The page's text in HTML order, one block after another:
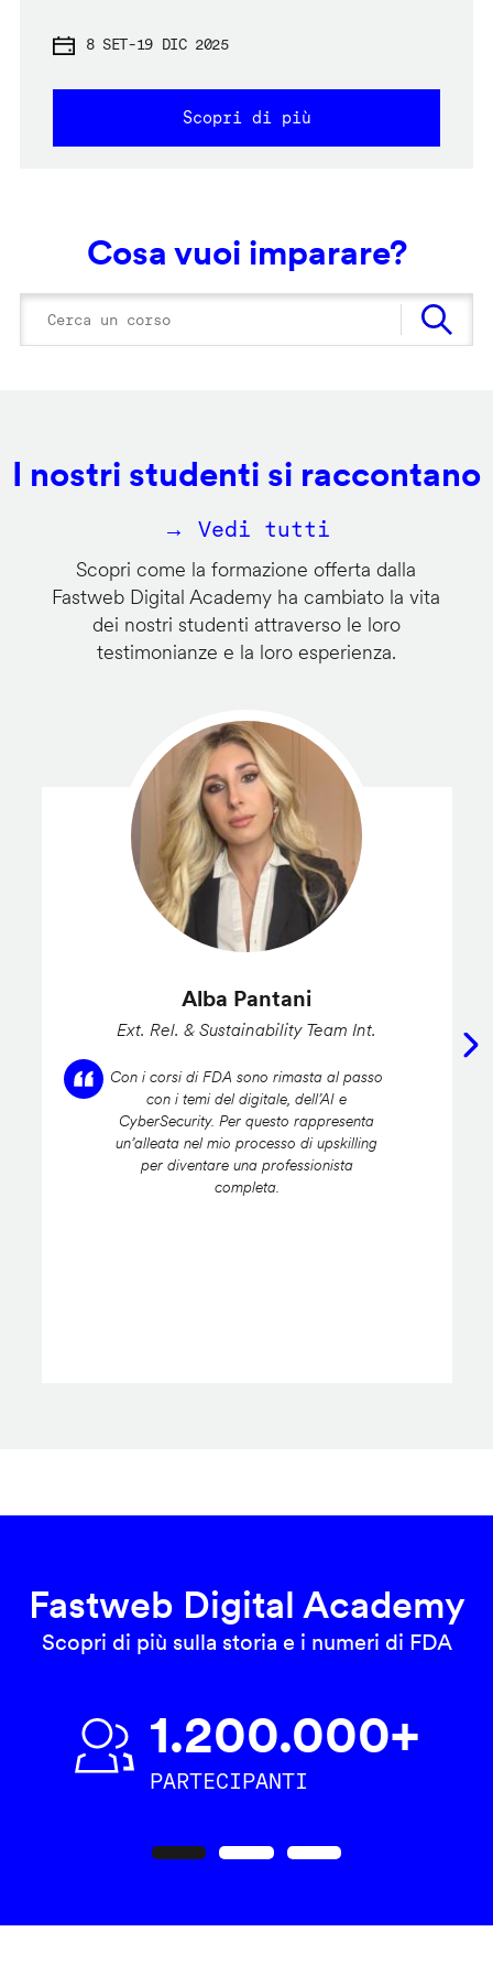
8 SET-19 DIC 2025
Scopri di più
Cosa vuoi imparare?
I nostri studenti si raccontano
→ Vedi tutti
Scopri come la formazione offerta dalla
Fastweb Digital Academy ha cambiato la vita
dei nostri studenti attraverso le loro
testimonianze e la loro esperienza.
Alba Pantani
Ext. Rel. & Sustainability Team Int.
Con i corsi di FDA sono rimasta al passo
con i temi del digitale, dell’AI e
CyberSecurity. Per questo rappresenta
un’alleata nel mio processo di upskilling
per diventare una professionista
completa.
Fastweb Digital Academy
Scopri di più sulla storia e i numeri di FDA
1.200.000+
PARTECIPANTI